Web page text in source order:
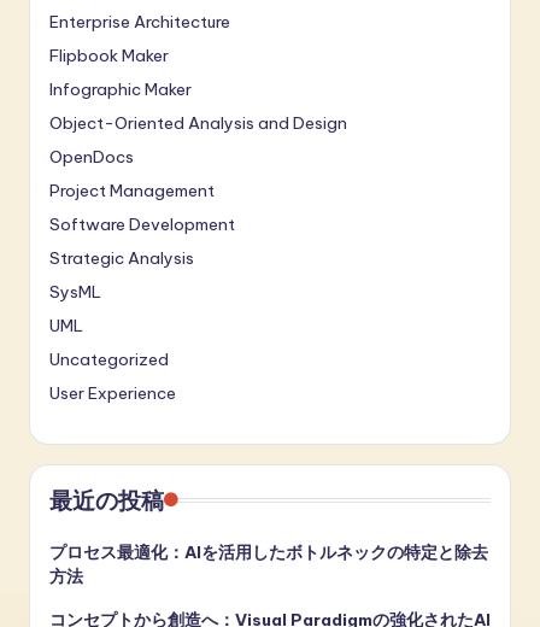
Enterprise Architecture
Flipbook Maker
Infographic Maker
Object-Oriented Analysis and Design
OpenDocs
Project Management
Software Development
Strategic Analysis
SysML
UML
Uncategorized
User Experience
最近の投稿
プロセス最適化：AIを活用したボトルネックの特定と除去
方法
コンセプトから創造へ：Visual Paradigmの強化されたAI